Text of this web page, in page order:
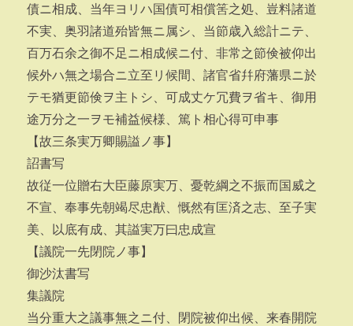
債ニ相成、当年ヨリハ国債可相償筈之処、豈料諸道
不実、奥羽諸道殆皆無ニ属シ、当節歳入総計ニテ、
百万石余之御不足ニ相成候ニ付、非常之節倹被仰出
候外ハ無之場合ニ立至リ候間、諸官省幷府藩県ニ於
テモ猶更節倹ヲ主トシ、可成丈ケ冗費ヲ省キ、御用
途万分之一ヲモ補益候様、篤ト相心得可申事
【故三条実万卿賜謚ノ事】
詔書写
故従一位贈右大臣藤原実万、憂乾綱之不振而国威之
不宣、奉事先朝竭尽忠猷、慨然有匡済之志、至子実
美、以底有成、其謚実万曰忠成宣
【議院一先閉院ノ事】
御沙汰書写
集議院
当分重大之議事無之ニ付、閉院被仰出候、来春開院